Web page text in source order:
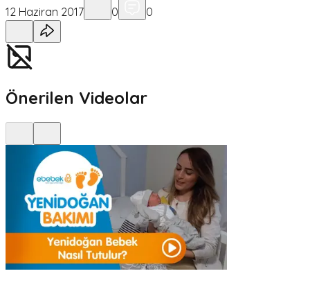
12 Haziran 2017
0 0
Önerilen Videolar